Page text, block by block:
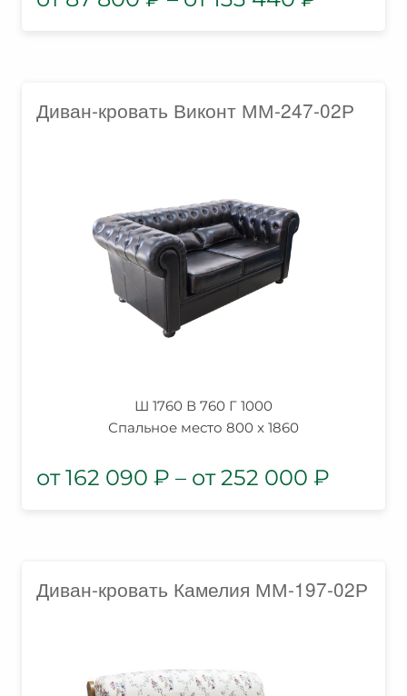
Диван-кровать Виконт ММ-247-02Р
Ш 1760 В 760 Г 1000
Спальное место 800 x 1860
162 090 ₽ – 252 000 ₽
Диван-кровать Камелия ММ-197-02Р